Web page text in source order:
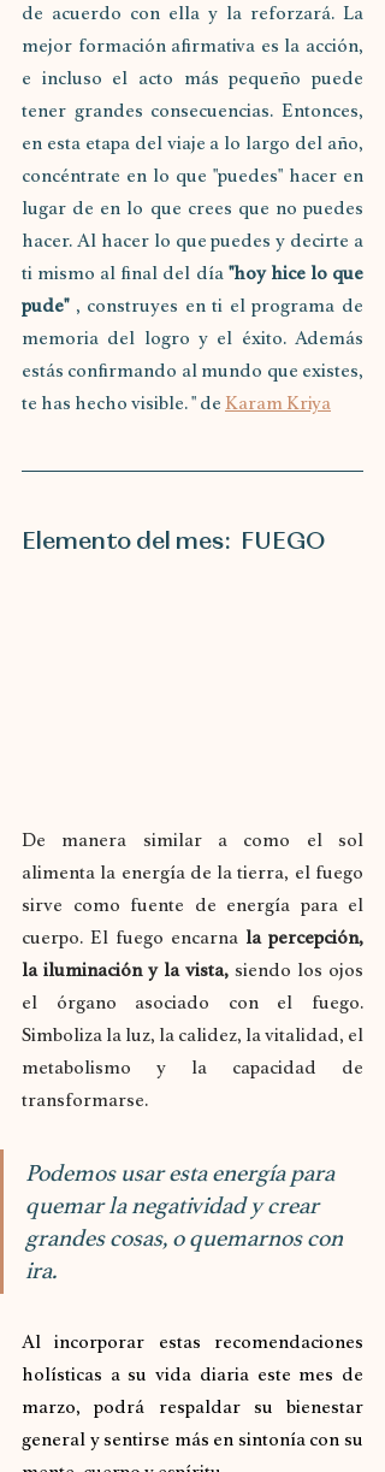
de acuerdo con ella y la reforzará. La
mejor formación afirmativa es la acción,
e incluso el acto más pequeño puede
tener grandes consecuencias. Entonces,
en esta etapa del viaje a lo largo del año,
concéntrate en lo que "puedes" hacer en
lugar de en lo que crees que no puedes
hacer. Al hacer lo que puedes y decirte a
ti mismo al final del día "hoy hice lo que
pude" , construyes en ti el programa de
memoria del logro y el éxito. Además
estás confirmando al mundo que existes,
te has hecho visible. " de Karam Kriya
Elemento del mes:  FUEGO
De manera similar a como el sol
alimenta la energía de la tierra, el fuego
sirve como fuente de energía para el
cuerpo. El fuego encarna la percepción,
la iluminación y la vista, siendo los ojos
el órgano asociado con el fuego.
Simboliza la luz, la calidez, la vitalidad, el
metabolismo y la capacidad de
transformarse.
Podemos usar esta energía para
quemar la negatividad y crear
grandes cosas, o quemarnos con
ira.
Al incorporar estas recomendaciones
holísticas a su vida diaria este mes de
marzo, podrá respaldar su bienestar
general y sentirse más en sintonía con su